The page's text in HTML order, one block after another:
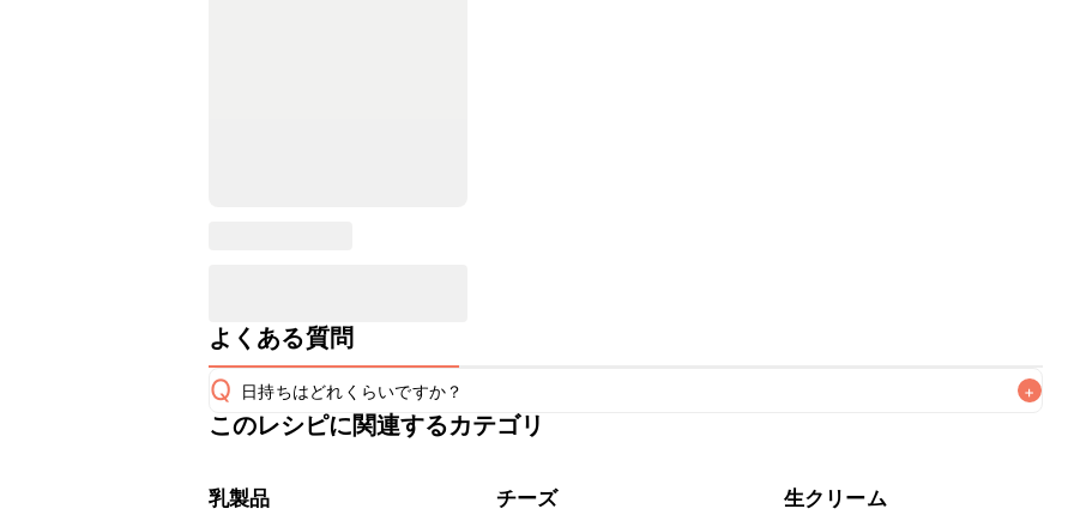
よくある質問
Q 日持ちはどれくらいですか？ +
保存期間は冷蔵で翌日中が目安です。なるべくお早めにお召し上がりください。
※日持ちは目安です。
このレシピに関連するカテゴリ
乳製品 チーズ 生クリーム